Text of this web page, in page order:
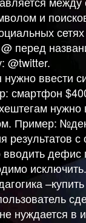
и
перед
@twitter.
нужно ввести
смартфон
нужно
Пример:
результатов
дефис
нуждается